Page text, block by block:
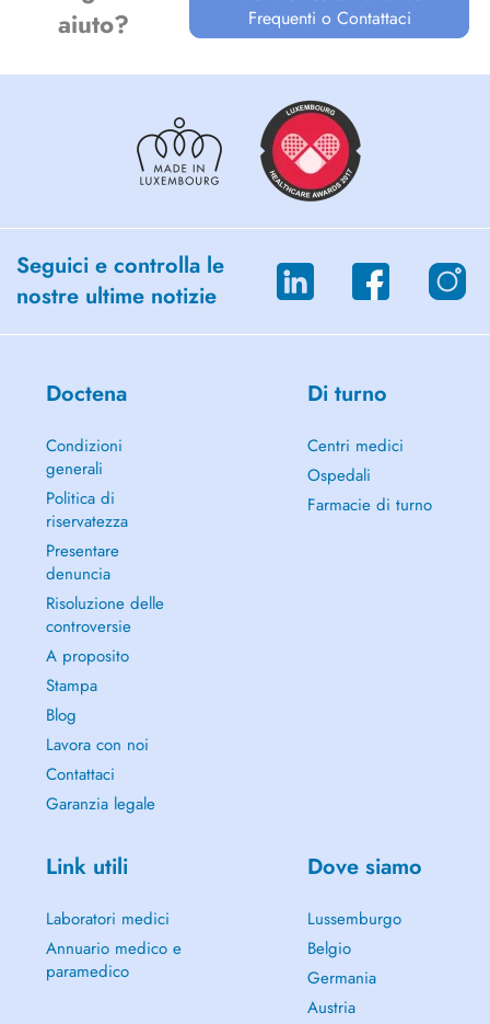
aiuto?
Frequenti o Contattaci
Seguici e controlla le
nostre ultime notizie
Doctena
Condizioni
generali
Politica di
riservatezza
Presentare
denuncia
Risoluzione delle
controversie
A proposito
Stampa
Blog
Lavora con noi
Contattaci
Garanzia legale
Di turno
Centri medici
Ospedali
Farmacie di turno
Link utili
Laboratori medici
Annuario medico e
paramedico
Dove siamo
Lussemburgo
Belgio
Germania
Austria